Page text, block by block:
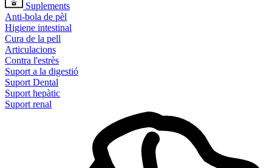
Suplements
Anti-bola de pèl
Higiene intestinal
Cura de la pell
Articulacions
Contra l'estrès
Suport a la digestió
Suport Dental
Suport hepàtic
Suport renal